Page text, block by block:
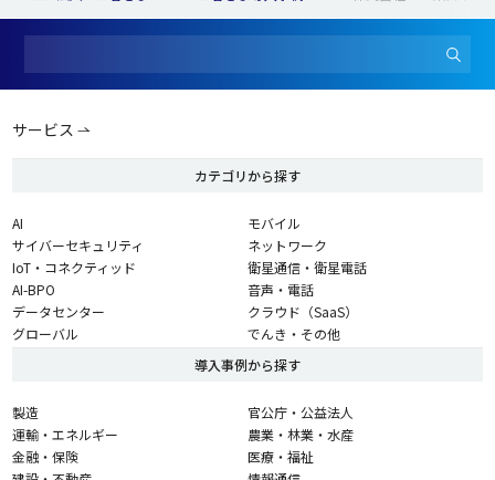
サービス
カテゴリから探す
AI
サイバーセキュリティ
IoT・コネクティッド
AI-BPO
データセンター
グローバル
モバイル
ネットワーク
衛星通信・衛星電話
音声・電話
クラウド（SaaS）
でんき・その他
導入事例から探す
製造
運輸・エネルギー
金融・保険
官公庁・公益法人
農業・林業・水産
医療・福祉